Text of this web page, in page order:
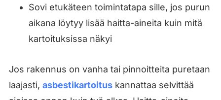
Sovi etukäteen toimintatapa sille, jos purun
aikana löytyy lisää haitta-aineita kuin mitä
kartoituksissa näkyi
Jos rakennus on vanha tai pinnoitteita puretaan
laajasti, asbestikartoituskannattaa selvittää